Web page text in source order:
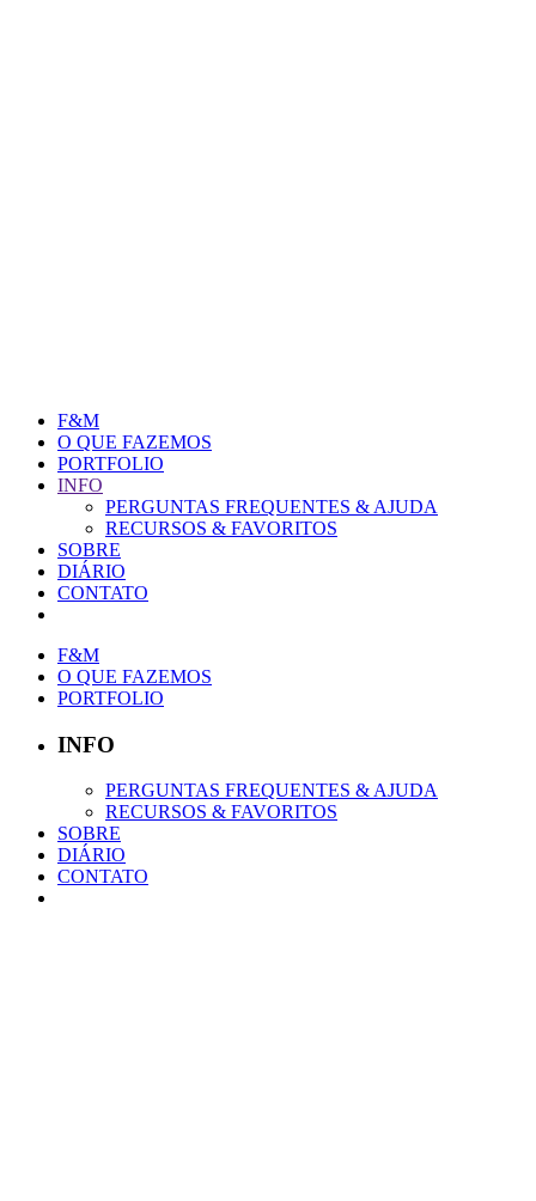
F&M
O QUE FAZEMOS
PORTFOLIO
INFO
PERGUNTAS FREQUENTES & AJUDA
RECURSOS & FAVORITOS
SOBRE
DIÁRIO
CONTATO
F&M
O QUE FAZEMOS
PORTFOLIO
INFO
PERGUNTAS FREQUENTES & AJUDA
RECURSOS & FAVORITOS
SOBRE
DIÁRIO
CONTATO